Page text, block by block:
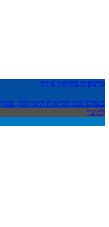
מדבקות בחיתוך צורני
בעולם שבו הנראות היא הכל,
למוצר